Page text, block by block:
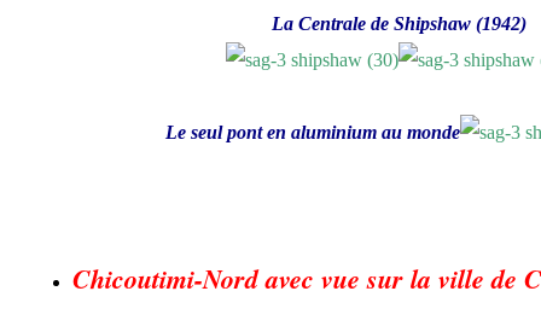
La Centrale de Shipshaw (1942)
Le seul pont en aluminium au monde
Chicoutimi-Nord avec vue sur la ville de